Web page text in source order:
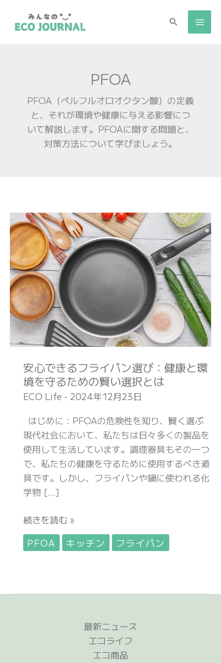
検
PFOA
PFOA（ペルフルオロオクタン酸）の定義
と、それが環境や健康に与える影響につ
いて解説します。PFOAに関する問題と、
対策方法について学びましょう。
安心できるフライパン選び：健康と環
境を守るための賢い選択とは
ECO Life - 2024年12月23日
はじめに：PFOAの危険性を知り、賢く選ぶ
現代社会において、私たちは日々多くの製品を
使用して生活しています。調理器具もその一つ
で、私たちの健康を守るために使用するべき道
具です。しかし、フライパンや鍋に使われる化
学物 […]
安
心
で
き
る
フ
ラ
イ
パ
ン
選
び：
健
と
環
境
を
守
る
め
の
賢
択
続きを読む »
PFOA
キッチン フライパン
最新ニュース
エコライフ
エコ商品